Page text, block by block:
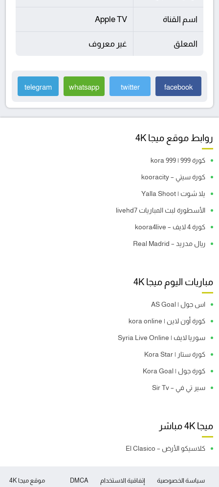
اسم القناة Apple TV
المعلق غير معروف
facebook
twitter
whatsapp
telegram
روابط موقع ميجا 4K
كورة 999 | kora 999
كورة سيتي – kooracity
يلا شوت | Yalla Shoot
الأسطورة لبث المباريات livehd7
كورة 4 لايف – koora4live
ريال مدريد – Real Madrid
مباريات اليوم ميجا 4K
اس جول | AS Goal
كورة أون لاين | kora online
سوريا لايف | Syria Live Online
كورة ستار | Kora Star
كورة جول | Kora Goal
سير تي في – Sir Tv
ميجا 4K مباشر
كلاسيكو الأرض – El Clasico
موقع ميجا 4K سياسة الخصوصية إتفاقية الاستخدام DMCA